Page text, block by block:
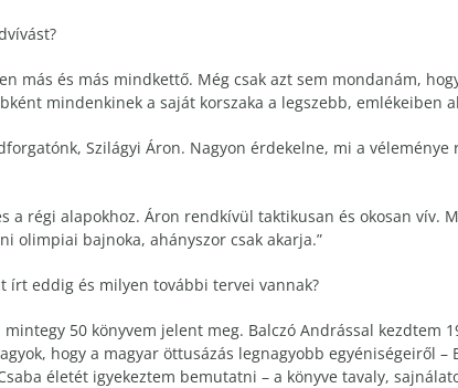
más és más mindkettő. Még csak azt sem mondanám,
mindenkinek a saját korszaka a legszebb, emlékeiben
Szilágyi Áron. Nagyon érdekelne, mi a
a régi alapokhoz. Áron rendkívül taktikusan és okosan vív.
olimpiai bajnoka, ahányszor csak akarja.”
írt eddig és milyen további tervei vannak?
50 könyvem jelent meg. Balczó Andrással kezdtem
hogy a magyar öttusázás legnagyobb egyéniségeiről
életét igyekeztem bemutatni – a könyve tavaly,